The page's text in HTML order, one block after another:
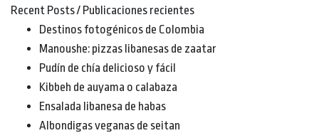
Recent Posts / Publicaciones recientes
Destinos fotogénicos de Colombia
Manoushe: pizzas libanesas de zaatar
Pudín de chía delicioso y fácil
Kibbeh de auyama o calabaza
Ensalada libanesa de habas
Albondigas veganas de seitan